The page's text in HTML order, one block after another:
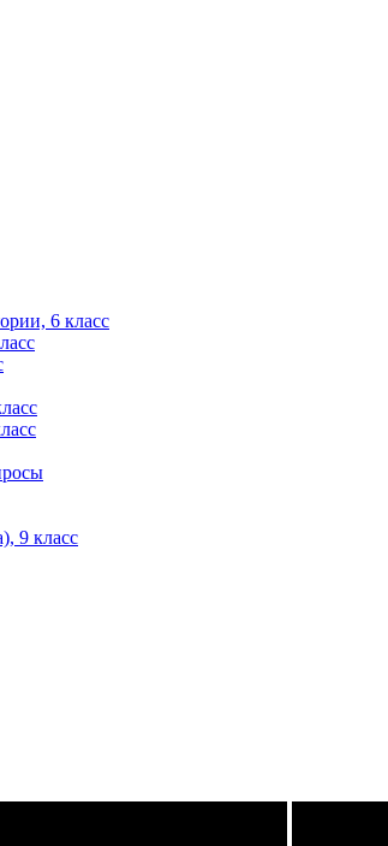
6 класс
9 класс